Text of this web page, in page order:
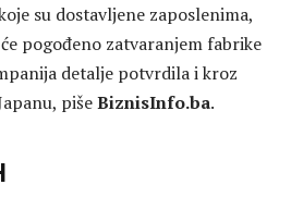
su dostavljene zaposlenima,
pogođeno zatvaranjem fabrike
detalje potvrdila i kroz
pišeBiznisInfo.ba.